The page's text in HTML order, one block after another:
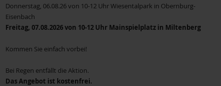
Donnerstag, 06.08.26 von 10-12 Uhr Wiesentalpark in Obernburg-
Eisenbach
Freitag, 07.08.2026 von 10-12 Uhr Mainspielplatz in Miltenberg
Kommen Sie einfach vorbei!
Bei Regen entfällt die Aktion.
Das Angebot ist kostenfrei.